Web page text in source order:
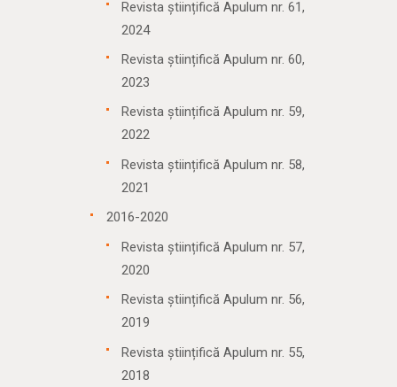
Revista științifică Apulum nr. 61,
2024
Revista științifică Apulum nr. 60,
2023
Revista științifică Apulum nr. 59,
2022
Revista științifică Apulum nr. 58,
2021
2016-2020
Revista științifică Apulum nr. 57,
2020
Revista științifică Apulum nr. 56,
2019
Revista științifică Apulum nr. 55,
2018